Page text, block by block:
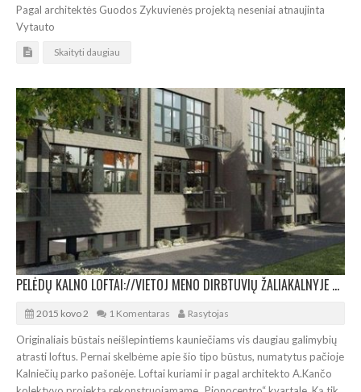
Pagal architektės Guodos Zykuvienės projektą neseniai atnaujinta
Vytauto
Skaityti daugiau
PELĖDŲ KALNO LOFTAI://VIETOJ MENO DIRBTUVIŲ ŽALIAKALNYJE BRAIŽOMI BŪSTAI
2015 kovo 2 1 Komentaras Rasytojas
Originaliais būstais neišlepintiems kauniečiams vis daugiau galimybių
atrasti loftus. Pernai skelbėme apie šio tipo būstus, numatytus pačioje
Kalniečių parko pašonėje. Loftai kuriami ir pagal architekto A.Kančo